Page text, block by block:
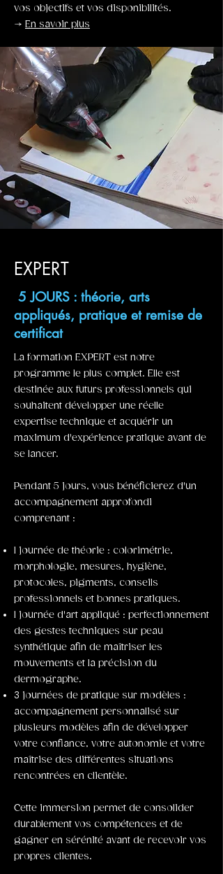
vos objectifs et vos disponibilités.
→ En savoir plus
EXPERT
5 JOURS : théorie, arts
appliqués, pratique et remise de
certificat
La formation EXPERT est notre
programme le plus complet. Elle est
destinée aux futurs professionnels qui
souhaitent développer une réelle
expertise technique et acquérir un
maximum d'expérience pratique avant de
se lancer.
Pendant 5 jours, vous bénéficierez d'un
accompagnement approfondi
comprenant :
1 journée de théorie : colorimétrie,
morphologie, mesures, hygiène,
protocoles, pigments, conseils
professionnels et bonnes pratiques.
1 journée d'art appliqué : perfectionnement
des gestes techniques sur peau
synthétique afin de maîtriser les
mouvements et la précision du
dermographe.
3 journées de pratique sur modèles :
accompagnement personnalisé sur
plusieurs modèles afin de développer
votre confiance, votre autonomie et votre
maîtrise des différentes situations
rencontrées en clientèle.
Cette immersion permet de consolider
durablement vos compétences et de
gagner en sérénité avant de recevoir vos
propres clientes.